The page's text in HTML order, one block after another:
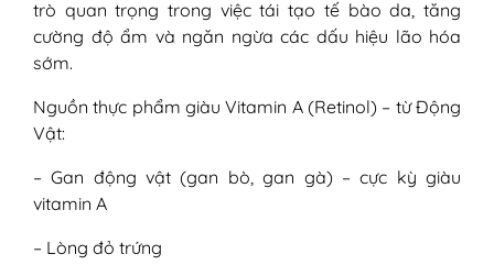
trò quan trọng trong việc tái tạo tế bào da, tăng
cường độ ẩm và ngăn ngừa các dấu hiệu lão hóa
sớm.
Nguồn thực phẩm giàu Vitamin A (Retinol) – từ Động
Vật:
– Gan động vật (gan bò, gan gà) – cực kỳ giàu
vitamin A
– Lòng đỏ trứng